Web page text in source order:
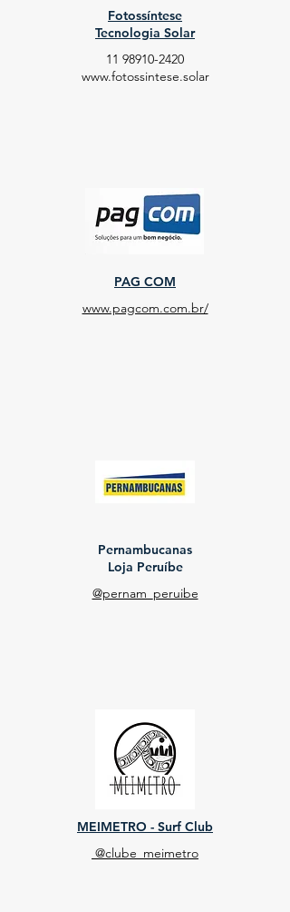
Fotossíntese
Tecnologia Solar
11 98910-2420
www.fotossintese.solar
PAG COM
www.pagcom.com.br/
Pernambucanas
Loja Peruíbe
@pernam_peruibe
MEIMETRO - Surf Club
@clube_meimetro